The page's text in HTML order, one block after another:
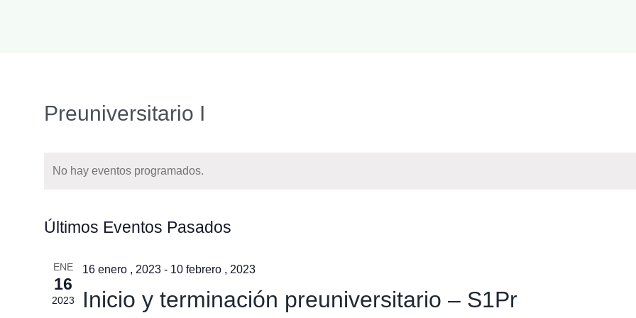
Preuniversitario I
No hay eventos programados.
Últimos Eventos Pasados
ENE
16
2023
16 enero , 2023- 10 febrero , 2023
Inicio y terminación preuniversitario – S1Pr